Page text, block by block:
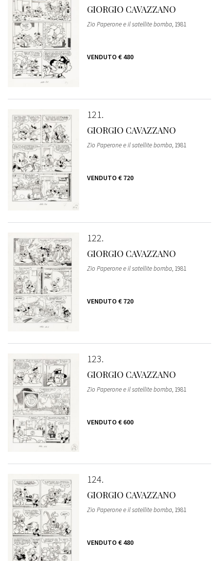
GIORGIO CAVAZZANO
Zio Paperone e il satellite bomba, 1981
VENDUTO € 480
121
GIORGIO CAVAZZANO
Zio Paperone e il satellite bomba, 1981
VENDUTO € 720
122
GIORGIO CAVAZZANO
Zio Paperone e il satellite bomba, 1981
VENDUTO € 720
123
GIORGIO CAVAZZANO
Zio Paperone e il satellite bomba, 1981
VENDUTO € 600
124
GIORGIO CAVAZZANO
Zio Paperone e il satellite bomba, 1981
VENDUTO € 480